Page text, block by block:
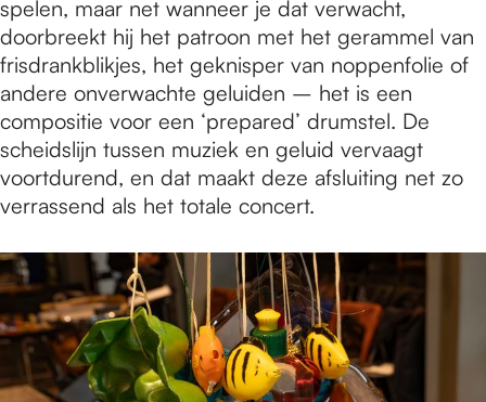
spelen, maar net wanneer je dat verwacht,
doorbreekt hij het patroon met het gerammel van
frisdrankblikjes, het geknisper van noppenfolie of
andere onverwachte geluiden – het is een
compositie voor een ‘prepared’ drumstel. De
scheidslijn tussen muziek en geluid vervaagt
voortdurend, en dat maakt deze afsluiting net zo
verrassend als het totale concert.